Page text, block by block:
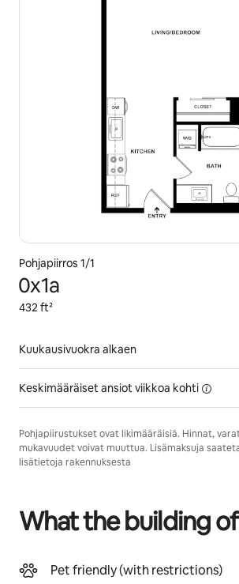
Pohjapiirros 1/1
0x1a
432 ft²
Kuukausivuokra alkaen
Keskimääräiset ansiot viikkoa kohti
Pohjapiirustukset ovat likimääräisiä. Hinnat,
mukavuudet voivat muuttua. Lisämaksuja
lisätietoja rakennuksesta
What the building
Pet friendly (with restrictions)